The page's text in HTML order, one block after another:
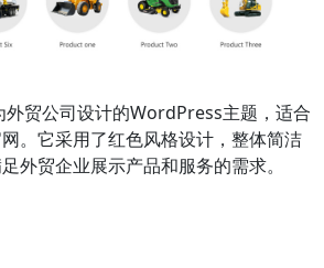
贸公司设计的WordPress主题，适合
。它采用了红色风格设计，整体简洁
外贸企业展示产品和服务的需求。